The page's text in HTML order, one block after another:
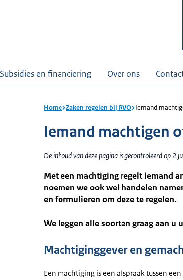
Subsidies en financiering Over ons
Home Zaken regelen bij RVO Iemand
Iemand machtigen
De inhoud van deze pagina is gecontroleerd op 2
Met een machtiging regelt iemand
noemen we ook wel handelen
en formulieren om deze te regelen.
We leggen alle soorten graag aan u
Machtiginggever en
Een machtiging is een afspraak tussen